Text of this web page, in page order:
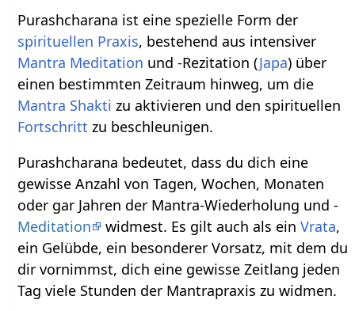
Purashcharana ist eine spezielle Form der
spirituellen Praxis, bestehend aus intensiver
Mantra Meditation und -Rezitation (Japa) über
einen bestimmten Zeitraum hinweg, um die
Mantra Shakti zu aktivieren und den spirituellen
Fortschritt zu beschleunigen.
Purashcharana bedeutet, dass du dich eine
gewisse Anzahl von Tagen, Wochen, Monaten
oder gar Jahren der Mantra-Wiederholung und -
Meditation
widmest. Es gilt auch als einVrata,
ein Gelübde, ein besonderer Vorsatz, mit dem du
dir vornimmst, dich eine gewisse Zeitlang jeden
Tag viele Stunden der Mantrapraxis zu widmen.